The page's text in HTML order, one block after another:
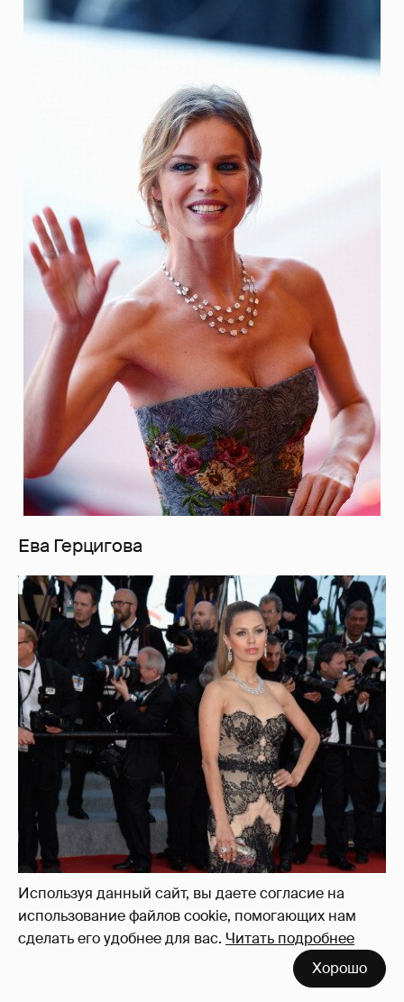
Используя данный сайт, вы даете согласие на
использование файлов cookie, помогающих нам
сделать его удобнее для вас. Читать подробнее
Хорошо
Ева Герцигова